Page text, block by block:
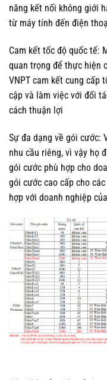
năng kết nối không giới
từ máy tính đến điện
Cam kết tốc độ quốc tế:
quan trọng để thực hiện
VNPT cam kết cung cấp
cập và làm việc với đối
cách thuận lợi
Sự đa dạng về gói cước:
nhu cầu riêng, vì vậy họ
gói cước phù hợp cho
gói cước cao cấp cho
hợp với doanh nghiệp